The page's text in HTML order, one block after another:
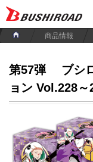
商品情報
第57弾
ブシ
ョン Vol.228～